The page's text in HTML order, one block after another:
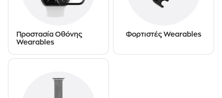
Προστασία Οθόνης
Wearables
Φορτιστές Wearables